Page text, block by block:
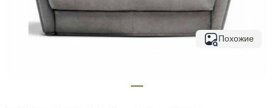
Похожие